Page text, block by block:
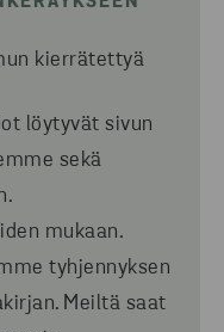
kierrätettyä
löytyvät sivun
sekä
mukaan.
tyhjennyksen
Meiltä saat